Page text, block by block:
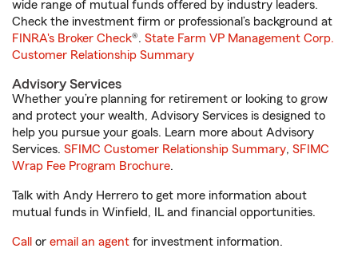
wide range of mutual funds offered by industry leaders.
Check the investment firm or professional’s background at
FINRA's Broker Check®. State Farm VP Management Corp.
Customer Relationship Summary
Advisory Services
Whether you’re planning for retirement or looking to grow
and protect your wealth, Advisory Services is designed to
help you pursue your goals. Learn more about Advisory
Services. SFIMC Customer Relationship Summary, SFIMC
Wrap Fee Program Brochure.
Talk with Andy Herrero to get more information about
mutual funds in Winfield, IL and financial opportunities.
Call or email an agent for investment information.